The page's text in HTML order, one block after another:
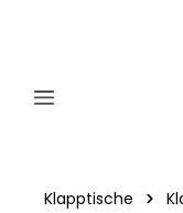
Klapptische